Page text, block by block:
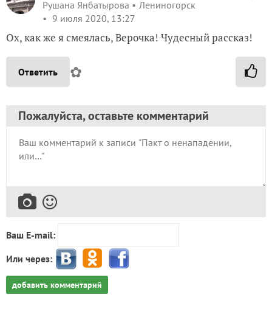
Рушана Янбатырова
Лениногорск
9 июля 2020, 13:27
Ох, как же я смеялась, Верочка! Чудесный рассказ!
Ответить ✿
Пожалуйста, оставьте комментарий
Ваш E-mail:
Или через:
добавить комментарий